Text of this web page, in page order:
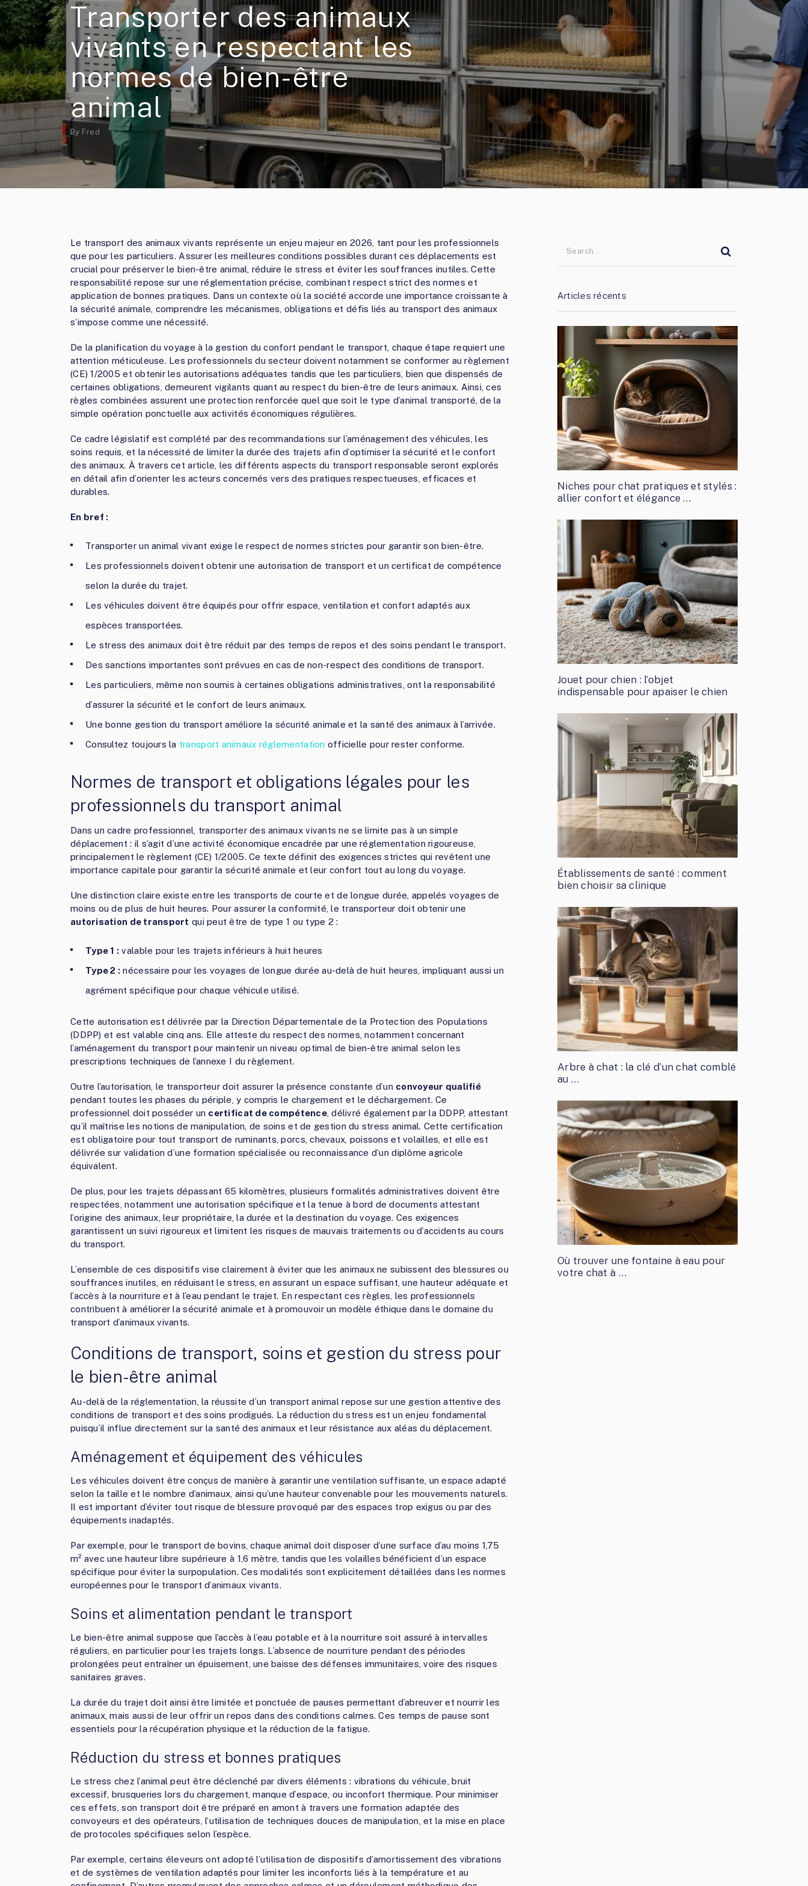
Transporter des animaux
vivants en respectant les
normes de bien-être
animal
By Fred
Le transport des animaux vivants représente un enjeu majeur en 2026, tant pour les professionnels
que pour les particuliers. Assurer les meilleures conditions possibles durant ces déplacements est
crucial pour préserver le bien-être animal, réduire le stress et éviter les souffrances inutiles. Cette
responsabilité repose sur une réglementation précise, combinant respect strict des normes et
application de bonnes pratiques. Dans un contexte où la société accorde une importance croissante à
la sécurité animale, comprendre les mécanismes, obligations et défis liés au transport des animaux
s’impose comme une nécessité.
De la planification du voyage à la gestion du confort pendant le transport, chaque étape requiert une
attention méticuleuse. Les professionnels du secteur doivent notamment se conformer au règlement
(CE) 1/2005 et obtenir les autorisations adéquates tandis que les particuliers, bien que dispensés de
certaines obligations, demeurent vigilants quant au respect du bien-être de leurs animaux. Ainsi, ces
règles combinées assurent une protection renforcée quel que soit le type d’animal transporté, de la
simple opération ponctuelle aux activités économiques régulières.
Ce cadre législatif est complété par des recommandations sur l’aménagement des véhicules, les
soins requis, et la nécessité de limiter la durée des trajets afin d’optimiser la sécurité et le confort
des animaux. À travers cet article, les différents aspects du transport responsable seront explorés
en détail afin d’orienter les acteurs concernés vers des pratiques respectueuses, efficaces et
durables.
En bref :
Transporter un animal vivant exige le respect de normes strictes pour garantir son bien-être.
Les professionnels doivent obtenir une autorisation de transport et un certificat de compétence
selon la durée du trajet.
Les véhicules doivent être équipés pour offrir espace, ventilation et confort adaptés aux
espèces transportées.
Le stress des animaux doit être réduit par des temps de repos et des soins pendant le transport.
Des sanctions importantes sont prévues en cas de non-respect des conditions de transport.
Les particuliers, même non soumis à certaines obligations administratives, ont la responsabilité
d’assurer la sécurité et le confort de leurs animaux.
Une bonne gestion du transport améliore la sécurité animale et la santé des animaux à l’arrivée.
Consultez toujours la transport animaux réglementation officielle pour rester conforme.
Normes de transport et obligations légales pour les
professionnels du transport animal
Dans un cadre professionnel, transporter des animaux vivants ne se limite pas à un simple
déplacement : il s’agit d’une activité économique encadrée par une réglementation rigoureuse,
principalement le règlement (CE) 1/2005. Ce texte définit des exigences strictes qui revêtent une
importance capitale pour garantir la sécurité animale et leur confort tout au long du voyage.
Une distinction claire existe entre les transports de courte et de longue durée, appelés voyages de
moins ou de plus de huit heures. Pour assurer la conformité, le transporteur doit obtenir une
autorisation de transport qui peut être de type 1 ou type 2 :
Type 1 : valable pour les trajets inférieurs à huit heures
Type 2 : nécessaire pour les voyages de longue durée au-delà de huit heures, impliquant aussi un
agrément spécifique pour chaque véhicule utilisé.
Cette autorisation est délivrée par la Direction Départementale de la Protection des Populations
(DDPP) et est valable cinq ans. Elle atteste du respect des normes, notamment concernant
l’aménagement du transport pour maintenir un niveau optimal de bien-être animal selon les
prescriptions techniques de l’annexe I du règlement.
Outre l’autorisation, le transporteur doit assurer la présence constante d’un convoyeur qualifié
pendant toutes les phases du périple, y compris le chargement et le déchargement. Ce
professionnel doit posséder un certificat de compétence, délivré également par la DDPP, attestant
qu’il maîtrise les notions de manipulation, de soins et de gestion du stress animal. Cette certification
est obligatoire pour tout transport de ruminants, porcs, chevaux, poissons et volailles, et elle est
délivrée sur validation d’une formation spécialisée ou reconnaissance d’un diplôme agricole
équivalent.
De plus, pour les trajets dépassant 65 kilomètres, plusieurs formalités administratives doivent être
respectées, notamment une autorisation spécifique et la tenue à bord de documents attestant
l’origine des animaux, leur propriétaire, la durée et la destination du voyage. Ces exigences
garantissent un suivi rigoureux et limitent les risques de mauvais traitements ou d’accidents au cours
du transport.
L’ensemble de ces dispositifs vise clairement à éviter que les animaux ne subissent des blessures ou
souffrances inutiles, en réduisant le stress, en assurant un espace suffisant, une hauteur adéquate et
l’accès à la nourriture et à l’eau pendant le trajet. En respectant ces règles, les professionnels
contribuent à améliorer la sécurité animale et à promouvoir un modèle éthique dans le domaine du
transport d’animaux vivants.
Conditions de transport, soins et gestion du stress pour
le bien-être animal
Au-delà de la réglementation, la réussite d’un transport animal repose sur une gestion attentive des
conditions de transport et des soins prodigués. La réduction du stress est un enjeu fondamental
puisqu’il influe directement sur la santé des animaux et leur résistance aux aléas du déplacement.
Aménagement et équipement des véhicules
Les véhicules doivent être conçus de manière à garantir une ventilation suffisante, un espace adapté
selon la taille et le nombre d’animaux, ainsi qu’une hauteur convenable pour les mouvements naturels.
Il est important d’éviter tout risque de blessure provoqué par des espaces trop exigus ou par des
équipements inadaptés.
Par exemple, pour le transport de bovins, chaque animal doit disposer d’une surface d’au moins 1,75
m² avec une hauteur libre supérieure à 1,6 mètre, tandis que les volailles bénéficient d’un espace
spécifique pour éviter la surpopulation. Ces modalités sont explicitement détaillées dans les normes
européennes pour le transport d’animaux vivants.
Soins et alimentation pendant le transport
Le bien-être animal suppose que l’accès à l’eau potable et à la nourriture soit assuré à intervalles
réguliers, en particulier pour les trajets longs. L’absence de nourriture pendant des périodes
prolongées peut entraîner un épuisement, une baisse des défenses immunitaires, voire des risques
sanitaires graves.
La durée du trajet doit ainsi être limitée et ponctuée de pauses permettant d’abreuver et nourrir les
animaux, mais aussi de leur offrir un repos dans des conditions calmes. Ces temps de pause sont
essentiels pour la récupération physique et la réduction de la fatigue.
Réduction du stress et bonnes pratiques
Le stress chez l’animal peut être déclenché par divers éléments : vibrations du véhicule, bruit
excessif, brusqueries lors du chargement, manque d’espace, ou inconfort thermique. Pour minimiser
ces effets, son transport doit être préparé en amont à travers une formation adaptée des
convoyeurs et des opérateurs, l’utilisation de techniques douces de manipulation, et la mise en place
de protocoles spécifiques selon l’espèce.
Par exemple, certains éleveurs ont adopté l’utilisation de dispositifs d’amortissement des vibrations
et de systèmes de ventilation adaptés pour limiter les inconforts liés à la température et au
Articles récents
Niches pour chat pratiques et stylés :
allier confort et élégance …
Jouet pour chien : l’objet
indispensable pour apaiser le chien
Établissements de santé : comment
bien choisir sa clinique
Arbre à chat : la clé d’un chat comblé
au …
Où trouver une fontaine à eau pour
votre chat à …